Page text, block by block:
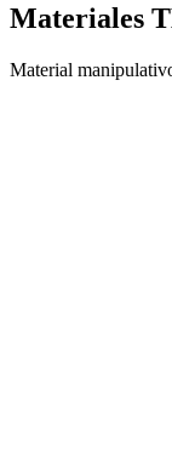
Materiales
Material